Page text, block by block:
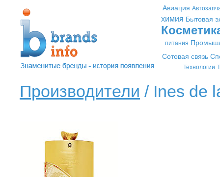
Авиация
химия Бытовая
питания
Сотовая связь
Технологии
Производители / Ines de